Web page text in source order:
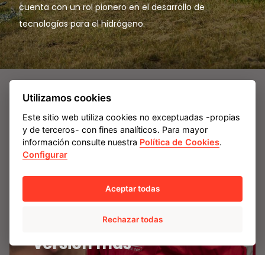
cuenta con un rol pionero en el desarrollo de
tecnologías para el hidrógeno.
En AMPO siempre
puedes ser tú, en tu
versión más
Utilizamos cookies
Este sitio web utiliza cookies no exceptuadas -propias
y de terceros- con fines analíticos. Para mayor
información consulte nuestra Política de Cookies.
Configurar
Aceptar todas
Rechazar todas